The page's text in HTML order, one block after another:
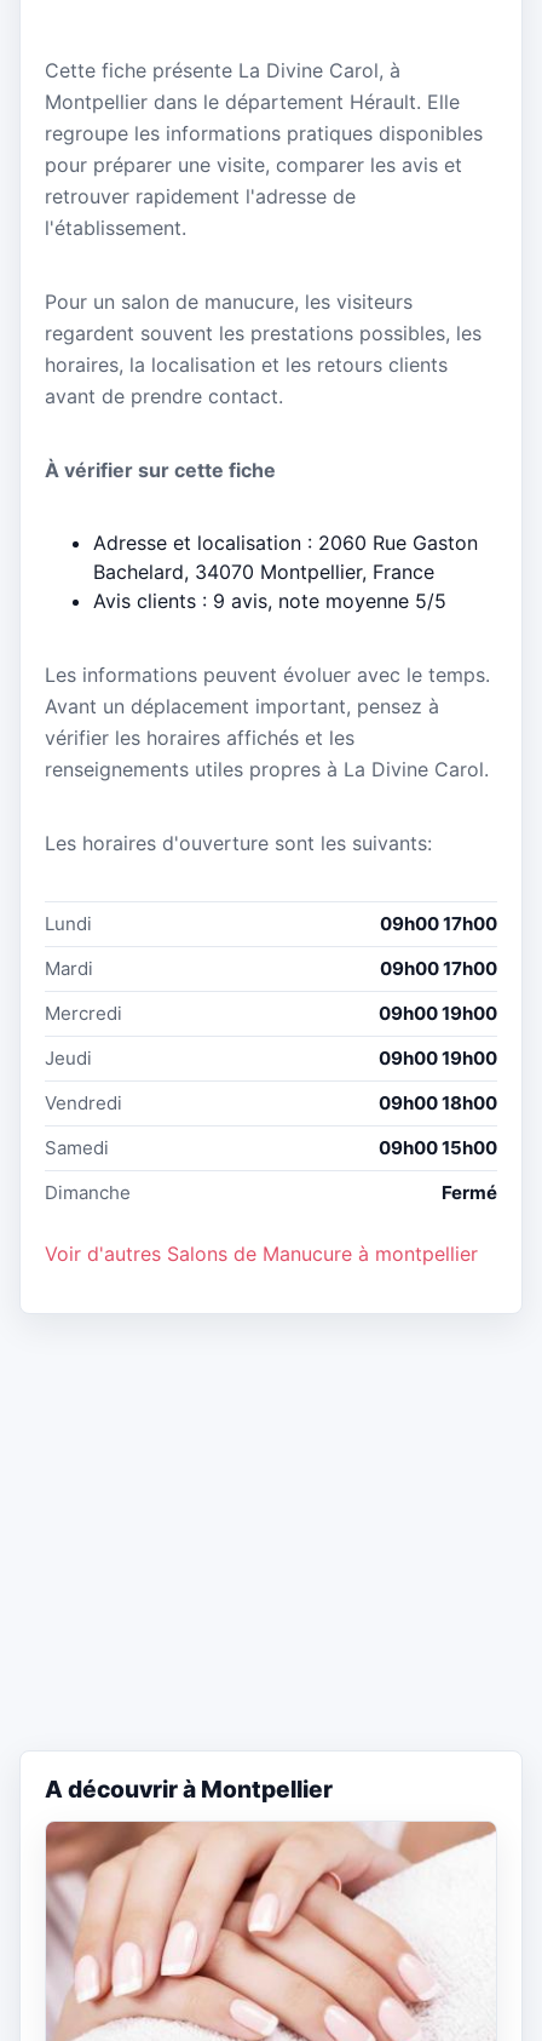
Cette fiche présente La Divine Carol, à
Montpellier dans le département Hérault. Elle
regroupe les informations pratiques disponibles
pour préparer une visite, comparer les avis et
retrouver rapidement l'adresse de
l'établissement.
Pour un salon de manucure, les visiteurs
regardent souvent les prestations possibles, les
horaires, la localisation et les retours clients
avant de prendre contact.
À vérifier sur cette fiche
Adresse et localisation : 2060 Rue Gaston
Bachelard, 34070 Montpellier, France
Avis clients : 9 avis, note moyenne 5/5
Les informations peuvent évoluer avec le temps.
Avant un déplacement important, pensez à
vérifier les horaires affichés et les
renseignements utiles propres à La Divine Carol.
Les horaires d'ouverture sont les suivants:
Lundi
09h00 17h00
Mardi
09h00 17h00
Mercredi
09h00 19h00
Jeudi
09h00 19h00
Vendredi
09h00 18h00
Samedi
09h00 15h00
Dimanche
Fermé
Voir d'autres Salons de Manucure à montpellier
A découvrir à Montpellier